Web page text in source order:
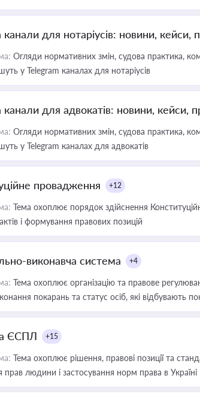
для нотаріусів: новини, кейси,
Огляди нормативних змін, судова практика,
у Telegram каналах для нотаріусів
канали для адвокатів: новини, кейси,
Огляди нормативних змін, судова практика,
у Telegram каналах для адвокатів
провадження +12
Тема охоплює порядок здійснення
і формування правових позицій
виконавча система +4
Тема охоплює організацію та правове
покарань та статус осіб, які відбувають
ЄСПЛ +15
Тема охоплює рішення, правові позиції та
прав людини і застосування норм права в Україні